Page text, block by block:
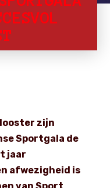
zijn
Sportgala de
jaar
afwezigheid is